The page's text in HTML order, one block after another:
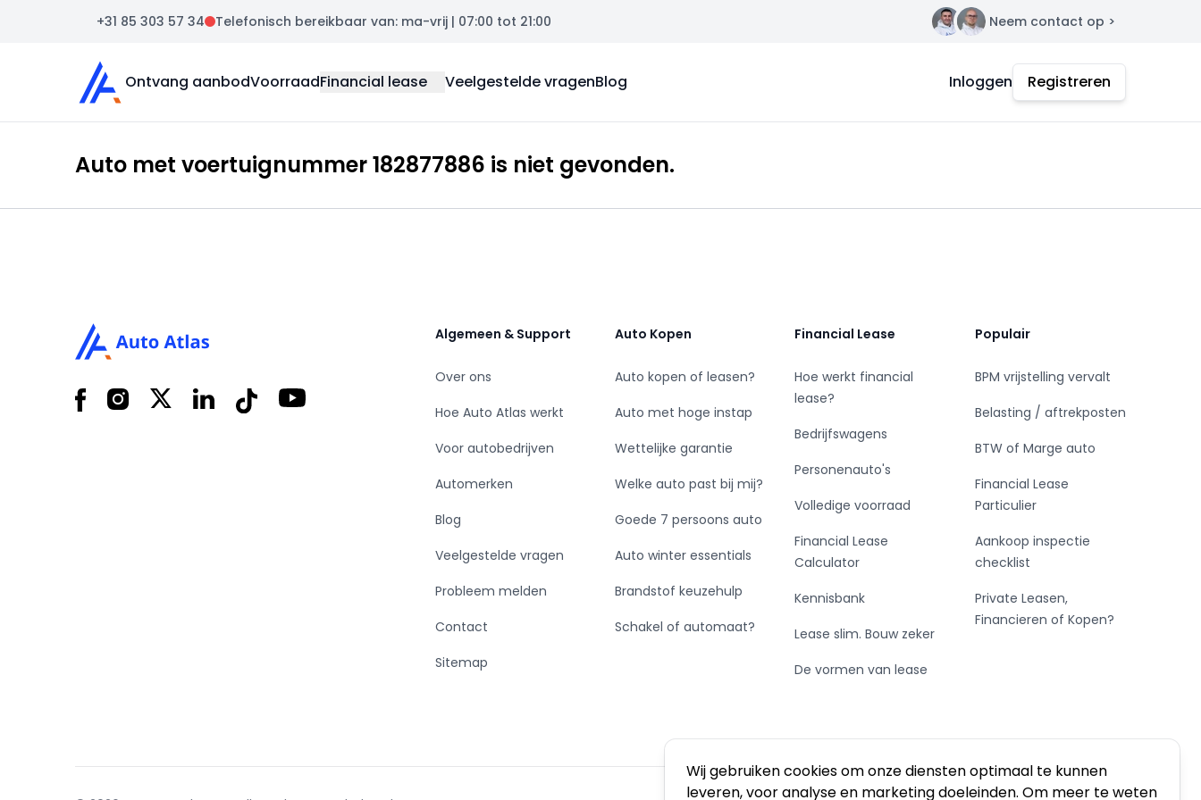
Wij gebruiken cookies om onze diensten optimaal te kunnen
leveren, voor analyse en marketing doeleinden. Om meer te weten
+31 85 303 57 34 Telefonisch bereikbaar van: ma-vrij | 07:00 tot 21:00 Contact Neem contact op >
Auto Atlas
Ontvang aanbodVoorraadFinancial lease Veelgestelde vragenBlog Inloggen Registreren
Auto met voertuignummer 182877886 is niet gevonden.
FacebookInstagram
X LinkedInTiktok YouTube
Algemeen & Support
Over ons
Hoe Auto Atlas werkt
Voor autobedrijven
Automerken
Blog
Veelgestelde vragen
Probleem melden
Contact
Sitemap
Auto Kopen
Auto kopen of leasen?
Auto met hoge instap
Wettelijke garantie
Welke auto past bij mij?
Goede 7 persoons auto
Auto winter essentials
Brandstof keuzehulp
Schakel of automaat?
Financial Lease
Hoe werkt financial
lease?
Bedrijfswagens
Personenauto's
Volledige voorraad
Financial Lease
Calculator
Kennisbank
Lease slim. Bouw zeker
De vormen van lease
Populair
BPM vrijstelling vervalt
Belasting / aftrekposten
BTW of Marge auto
Financial Lease
Particulier
Aankoop inspectie
checklist
Private Leasen,
Financieren of Kopen?